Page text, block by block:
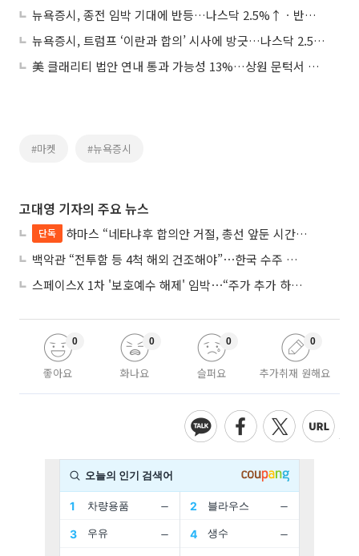
뉴욕증시, 종전 임박 기대에 반등…나스닥 2.5%↑ㆍ반도체 7.9%↑
뉴욕증시, 트럼프 ‘이란과 합의’ 시사에 방긋…나스닥 2.54%↑
美 클래리티 법안 연내 통과 가능성 13%…상원 문턱서 제동
#마켓 #뉴욕증시
고대영 기자의 주요 뉴스
단독
하마스 “네타냐후 합의안 거절, 총선 앞둔 시간 끌기”
백악관 “전투함 등 4척 해외 건조해야”⋯한국 수주 기대
스페이스X 1차 '보호예수 해제' 임박⋯“주가 추가 하락 가능성”
좋아요
0
화나요
0
슬퍼요
0
추가취재 원해요
0